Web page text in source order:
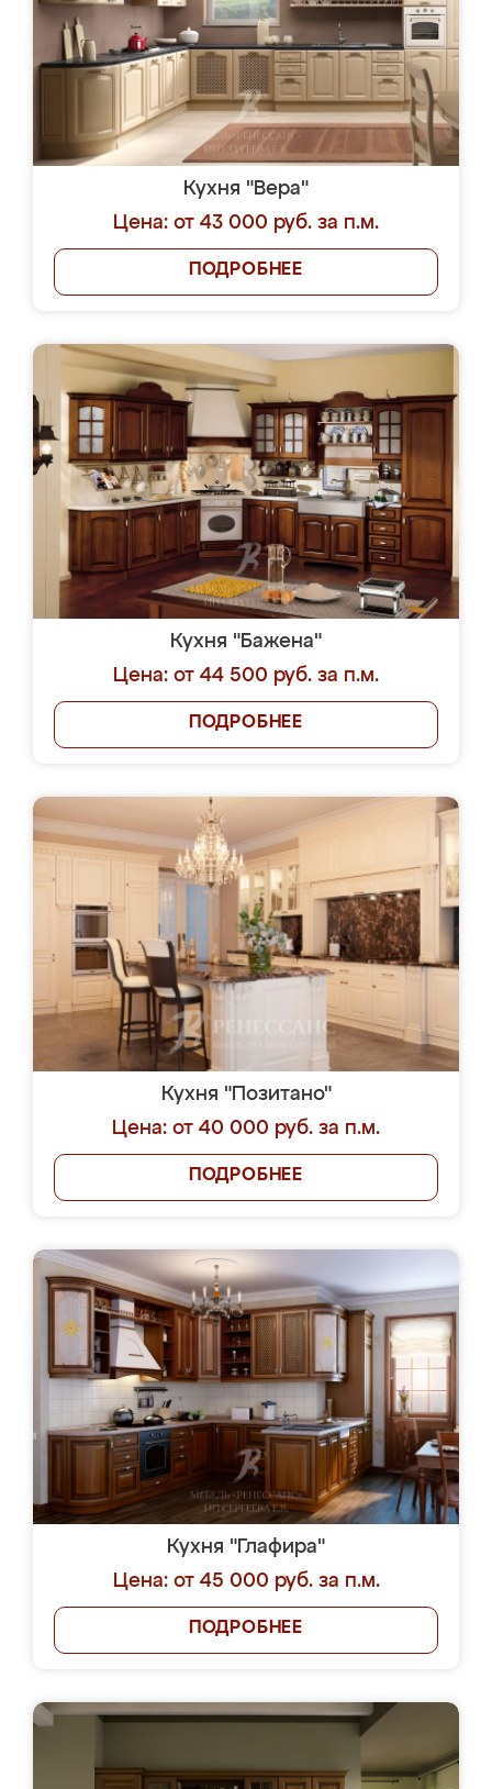
Кухня "Вера"
Цена: от 43 000 руб. за п.м.
ПОДРОБНЕЕ
Кухня "Бажена"
Цена: от 44 500 руб. за п.м.
ПОДРОБНЕЕ
Кухня "Позитано"
Цена: от 40 000 руб. за п.м.
ПОДРОБНЕЕ
Кухня "Глафира"
Цена: от 45 000 руб. за п.м.
ПОДРОБНЕЕ